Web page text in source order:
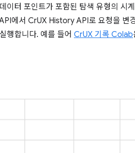
이터 포인트가 포함된 탐색 유형의 시
에서 CrUX History API로 요청을 변
행합니다. 예를 들어 CrUX 기록 Colab